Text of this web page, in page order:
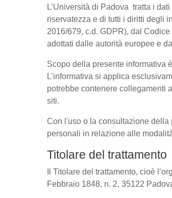
L’Università di Padova tratta i
riservatezza e di tutti i diritti degli
2016/679, c.d. GDPR), dal
adottati dalle autorità europee e
Scopo della presente informativa
L’informativa si applica
potrebbe contenere collegamenti
siti.
Con l'uso o la consultazione della
personali in relazione alle
Titolare del trattamento
Il Titolare del trattamento, cioè
Febbraio 1848, n. 2, 35122